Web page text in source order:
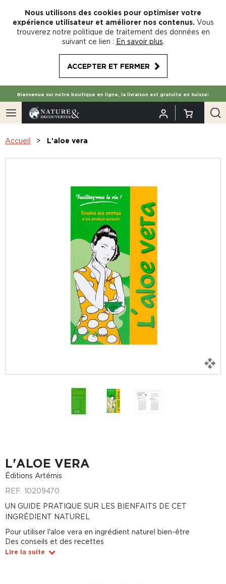
Nous utilisons des cookies pour optimiser votre
expérience utilisateur et améliorer nos contenus. Vous
trouverez notre politique de traitement des données en
suivant ce lien : En savoir plus
ACCEPTER ET FERMER
Bienvenue sur notre boutique en ligne, la livraison est gratuite en Suisse!
Accueil L'aloe vera
L'ALOE VERA
Éditions Artémis
REF. 10209470
UN GUIDE PRATIQUE SUR LES BIENFAITS DE CET
INGRÉDIENT NATUREL
Pour utiliser l'aloe vera en ingrédient naturel bien-être
Des conseils et des recettes
Lire la suite